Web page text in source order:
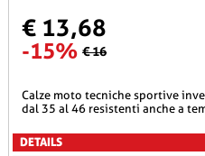
€ 13,68
-15% € 16
calze moto tecniche sportive invernali nere xtech taglie variabili
dal 35 al 46 resistenti anche a
DETAILS